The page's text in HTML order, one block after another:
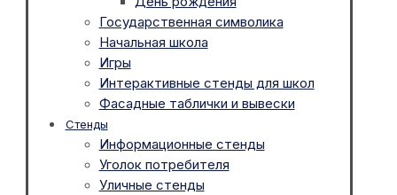
Государственная символика
Начальная школа
Игры
Интерактивные стенды для школ
Фасадные таблички и вывески
Стенды
Информационные стенды
Уголок потребителя
Уличные стенды